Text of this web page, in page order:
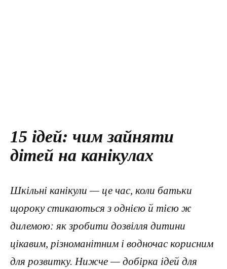
15 ідей: чим зайняти
дітей на канікулах
Шкільні канікули — це час, коли батьки
щороку стикаються з однією й тією ж
дилемою: як зробити дозвілля дитини
цікавим, різноманітним і водночас корисним
для розвитку. Нижче — добірка ідей для